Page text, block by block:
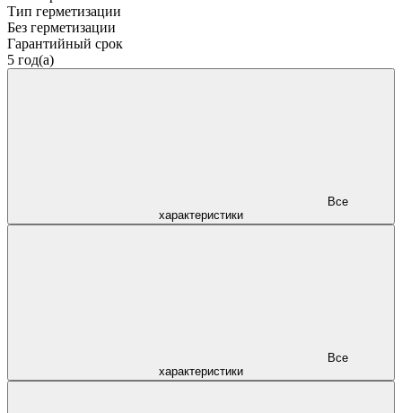
Тип герметизации
Без герметизации
Гарантийный срок
5 год(а)
характеристики
характеристики